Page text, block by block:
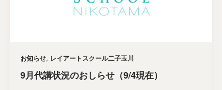
お知らせ, レイアートスクール二子玉川
9月代講状況のおしらせ（9/4現在）